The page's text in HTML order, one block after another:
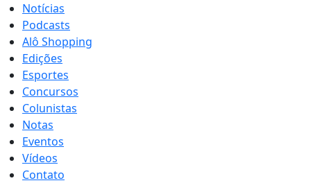
Notícias
Podcasts
Alô Shopping
Edições
Esportes
Concursos
Colunistas
Notas
Eventos
Vídeos
Contato